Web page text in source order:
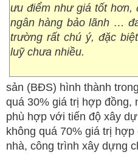
ưu điểm như giá tốt hơn,
ngân hàng bảo lãnh …
trường rất chú ý, đặc
luỹ chưa nhiều.
sản (BĐS) hình thành
quá 30% giá trị hợp đồng,
phù hợp với tiến độ xây
không quá 70% giá trị
nhà, công trình xây dựng